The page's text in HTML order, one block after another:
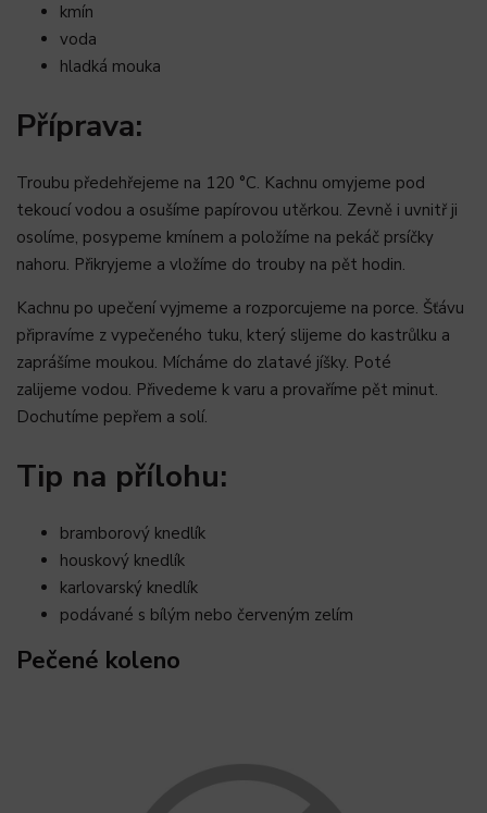
kmín
voda
hladká mouka
Příprava:
Troubu předehřejeme na 120 °C. Kachnu omyjeme pod
tekoucí vodou a osušíme papírovou utěrkou. Zevně i uvnitř ji
osolíme, posypeme kmínem a položíme na pekáč prsíčky
nahoru. Přikryjeme a vložíme do trouby na pět hodin.
Kachnu po upečení vyjmeme a rozporcujeme na porce. Šťávu
připravíme z vypečeného tuku, který slijeme do kastrůlku a
zaprášíme moukou. Mícháme do zlatavé jíšky. Poté
zalijeme vodou. Přivedeme k varu a provaříme pět minut.
Dochutíme pepřem a solí.
Tip na přílohu:
bramborový knedlík
houskový knedlík
karlovarský knedlík
podávané s bílým nebo červeným zelím
Pečené koleno